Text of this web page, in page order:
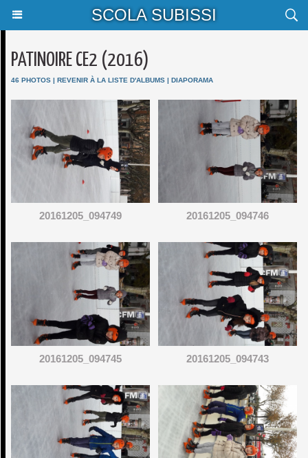
SCOLA SUBISSI
PATINOIRE CE2 (2016)
46 PHOTOS | REVENIR À LA LISTE D'ALBUMS | DIAPORAMA
20161205_094749 20161205_094746
20161205_094745 20161205_094743